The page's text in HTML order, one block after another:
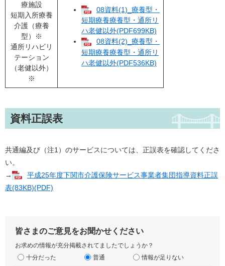
療施設
短期入所療養
介護（療養
型）※
通所リハビリ
テーション
（老健以外）
※
08資料(1)_療養型・
短期療養療養型・通所リ
ハ老健以外(PDF699KB)
08資料(2)_療養型・
短期療養療養型・通所リ
ハ老健以外(PDF536KB)
資料正誤表
共通編及び（注1）のサービスについては、正誤表を確認してくださ
い。
→
平成25年度下関市介護保険サービス事業者集団指導資料正誤
表(83KB)(PDF)
皆さまのご意見をお聞かせください
お求めの情報が充分掲載されてましたでしょうか？
十分だった
普通 情報が足りない